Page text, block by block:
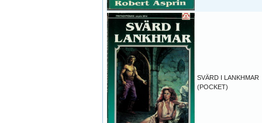
SVÄRD I LANKHMAR
(POCKET)